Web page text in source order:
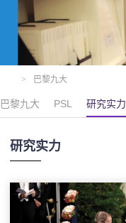
> 巴黎九大
巴黎九大 PSL 研究实力
研究实力